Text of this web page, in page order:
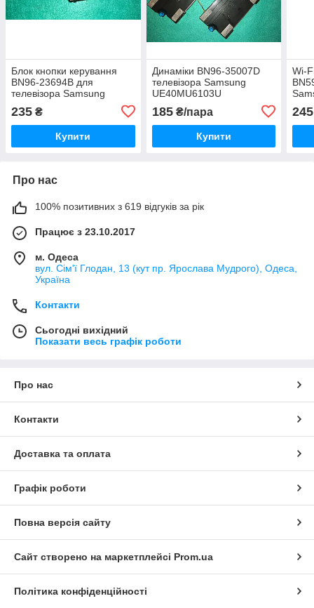
Блок кнопки керування
BN96-23694B для
телевізора Samsung
235 ₴
Купити
Динаміки BN96-35007D
телевізора Samsung
UE40MU6103U
185₴/пара
Купити
Wi-
245
Про нас
100% позитивних з 619 відгуків за рік
Працює з 23.10.2017
м. Одеса
вул. Сім'ї Глодан, 13 (кут пр. Ярослава Мудрого), Одеса,
Україна
Контакти
Сьогодні вихідний
Показати весь графік роботи
Про нас
Контакти
Доставка та оплата
Графік роботи
Повна версія сайту
Сайт створено на маркетплейсі Prom.ua
Політика конфіденційності